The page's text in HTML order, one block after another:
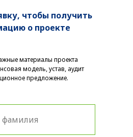
чтобы получить
о проекте
материалы проекта
модель, устав, аудит
предложение.